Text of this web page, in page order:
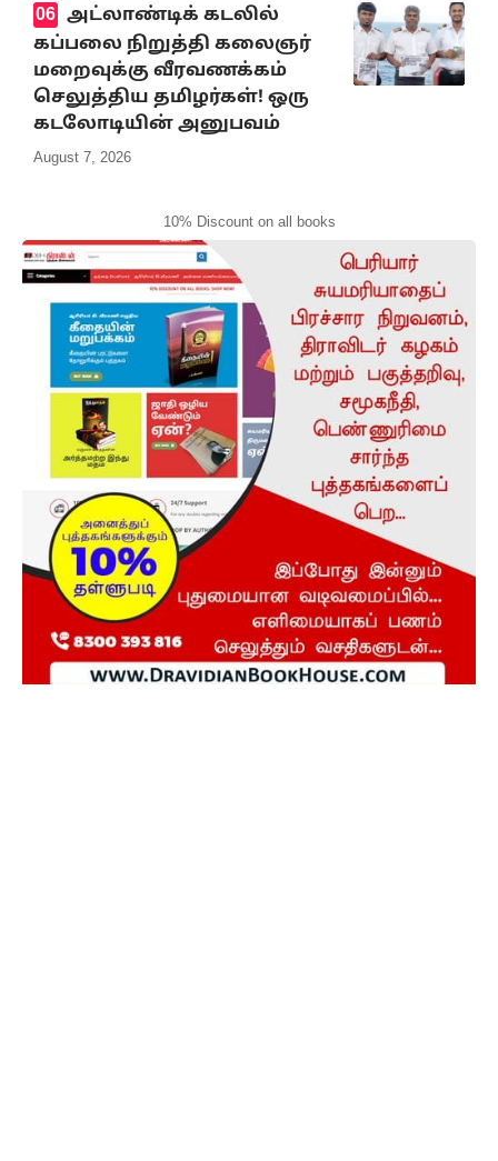
அட்லாண்டிக் கடலில்
கப்பலை நிறுத்தி கலைஞர்
மறைவுக்கு வீரவணக்கம்
செலுத்திய தமிழர்கள்! ஒரு
கடலோடியின் அனுபவம்
August 7, 2026
10% Discount on all books